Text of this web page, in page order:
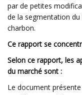
par de petites
de la segmentation
charbon.
Ce rapport se
Selon ce rapport, les
du marché sont :
Le document